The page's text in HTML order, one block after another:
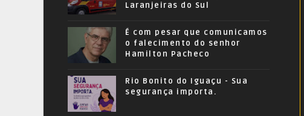
Laranjeiras do Sul
É com pesar que comunicamos
o falecimento do senhor
Hamilton Pacheco
Rio Bonito do Iguaçu - Sua
segurança importa.